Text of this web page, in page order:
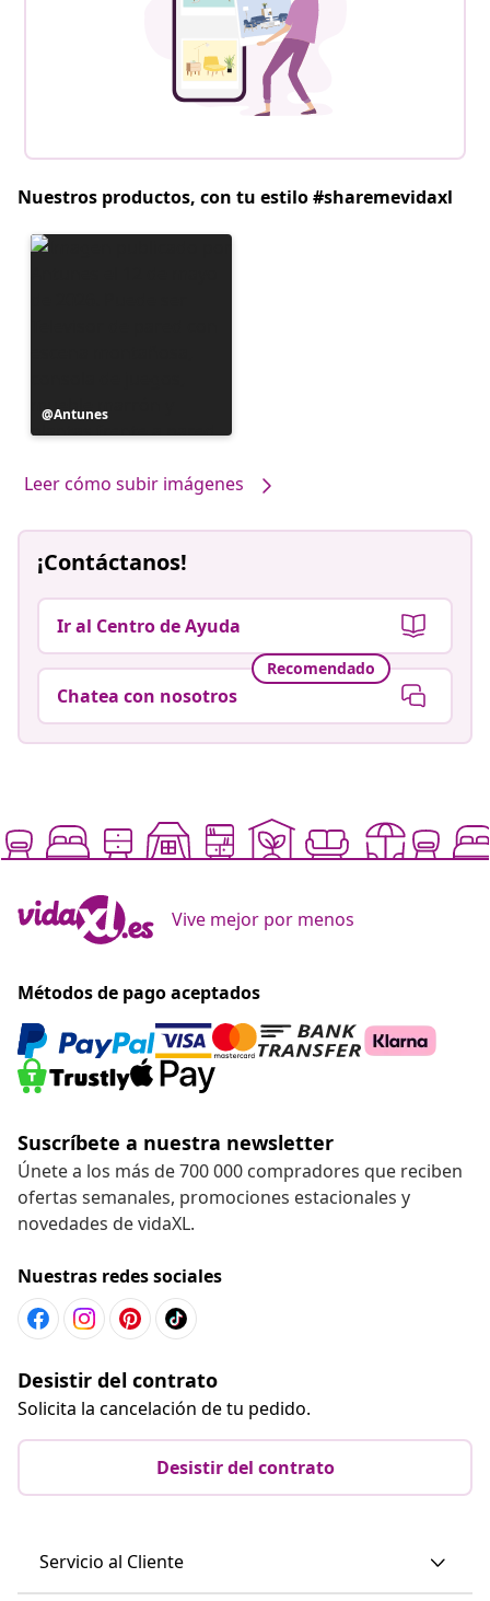
Nuestros productos, con tu estilo #sharemevidaxl
Publicación
realizada
Antunes
Leer cómo subir imágenes
¡Contáctanos!
Ir al Centro de Ayuda
Recomendado
Chatea con nosotros
Vive mejor por menos
Métodos de pago aceptados
Suscríbete a nuestra newsletter
Únete a los más de 700 000 compradores que reciben
ofertas semanales, promociones estacionales y
novedades de vidaXL.
Nuestras redes sociales
Desistir del contrato
Solicita la cancelación de tu pedido.
Desistir del contrato
Servicio al Cliente